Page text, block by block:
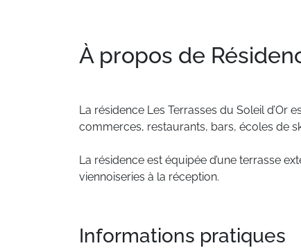
À propos de
La résidence Les Terrasses du Soleil d’Or
commerces, restaurants, bars, écoles de
La résidence est équipée d’une terrasse
viennoiseries à la réception.
Informations pratiques